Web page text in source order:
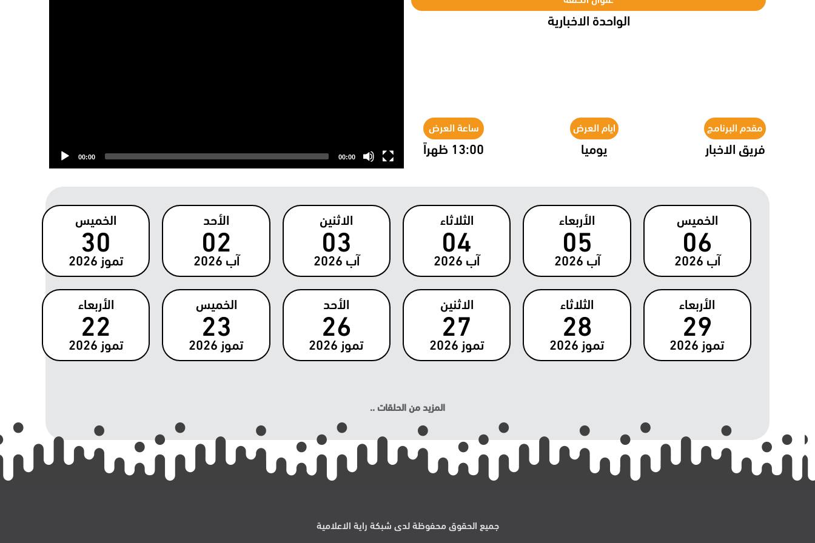
الواحدة الاخبارية
مقدم البرنامج
فريق الاخبار
ايام العرض
يوميا
ساعة العرض
13:00 ظهراً 00:00 00:00
الخميس
06
آب 2026
الأربعاء
05
آب 2026
الثلاثاء
04
آب 2026
الاثنين
03
آب 2026
الأحد
02
آب 2026
الخميس
30
تموز 2026
الأربعاء
29
تموز 2026
الثلاثاء
28
تموز 2026
الاثنين
27
تموز 2026
الأحد
26
تموز 2026
الخميس
23
تموز 2026
الأربعاء
22
تموز 2026
المزيد من الحلقات ..
جميع الحقوق محفوظة لدى شبكة راية الاعلامية